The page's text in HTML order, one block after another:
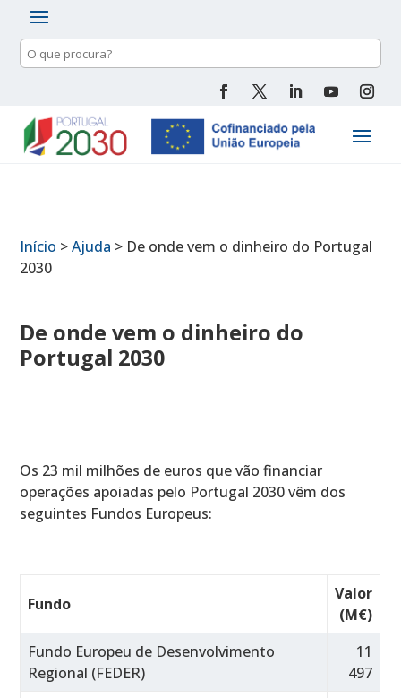
Pesquisa
de
Início >Ajuda > De onde vem o dinheiro do Portugal
2030
De onde vem o dinheiro do
Portugal 2030
Os 23 mil milhões de euros que vão financiar
operações apoiadas pelo Portugal 2030 vêm dos
seguintes Fundos Europeus:
Fundo
Valor
(M€)
Fundo Europeu de Desenvolvimento
Regional (FEDER)
11
497